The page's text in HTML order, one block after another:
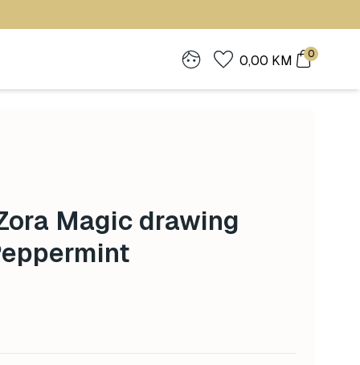
0,00 KM 0
Magic drawing